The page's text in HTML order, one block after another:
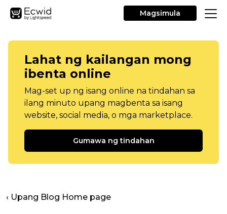
Magsimula
Lahat ng kailangan mong
ibenta online
Mag-set up ng isang online na tindahan sa
ilang minuto upang magbenta sa isang
website, social media, o mga marketplace.
Gumawa ng tindahan
‹ Upang Blog Home page